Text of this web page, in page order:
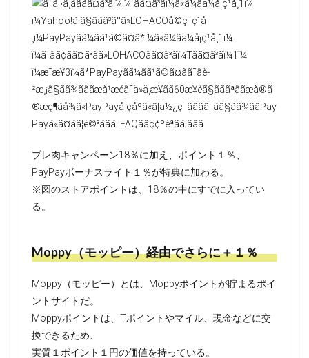
プレ肉キャンペーン18％に加え、ポイント１％、
PayPayボーナスライト１％が特典に加わる。
※図のストアポイントは、18％の中にすでに入ってい
る。
Moppy（モッピー）経由でさらに＋１％
Moppy（モッピー）とは、Moppyポイントが貯まるポイ
ントサイトだ。
Moppyポイントは、Tポイントやマイル、現金などに交
換できるため、
実質１ポイント１円の価値を持っている。